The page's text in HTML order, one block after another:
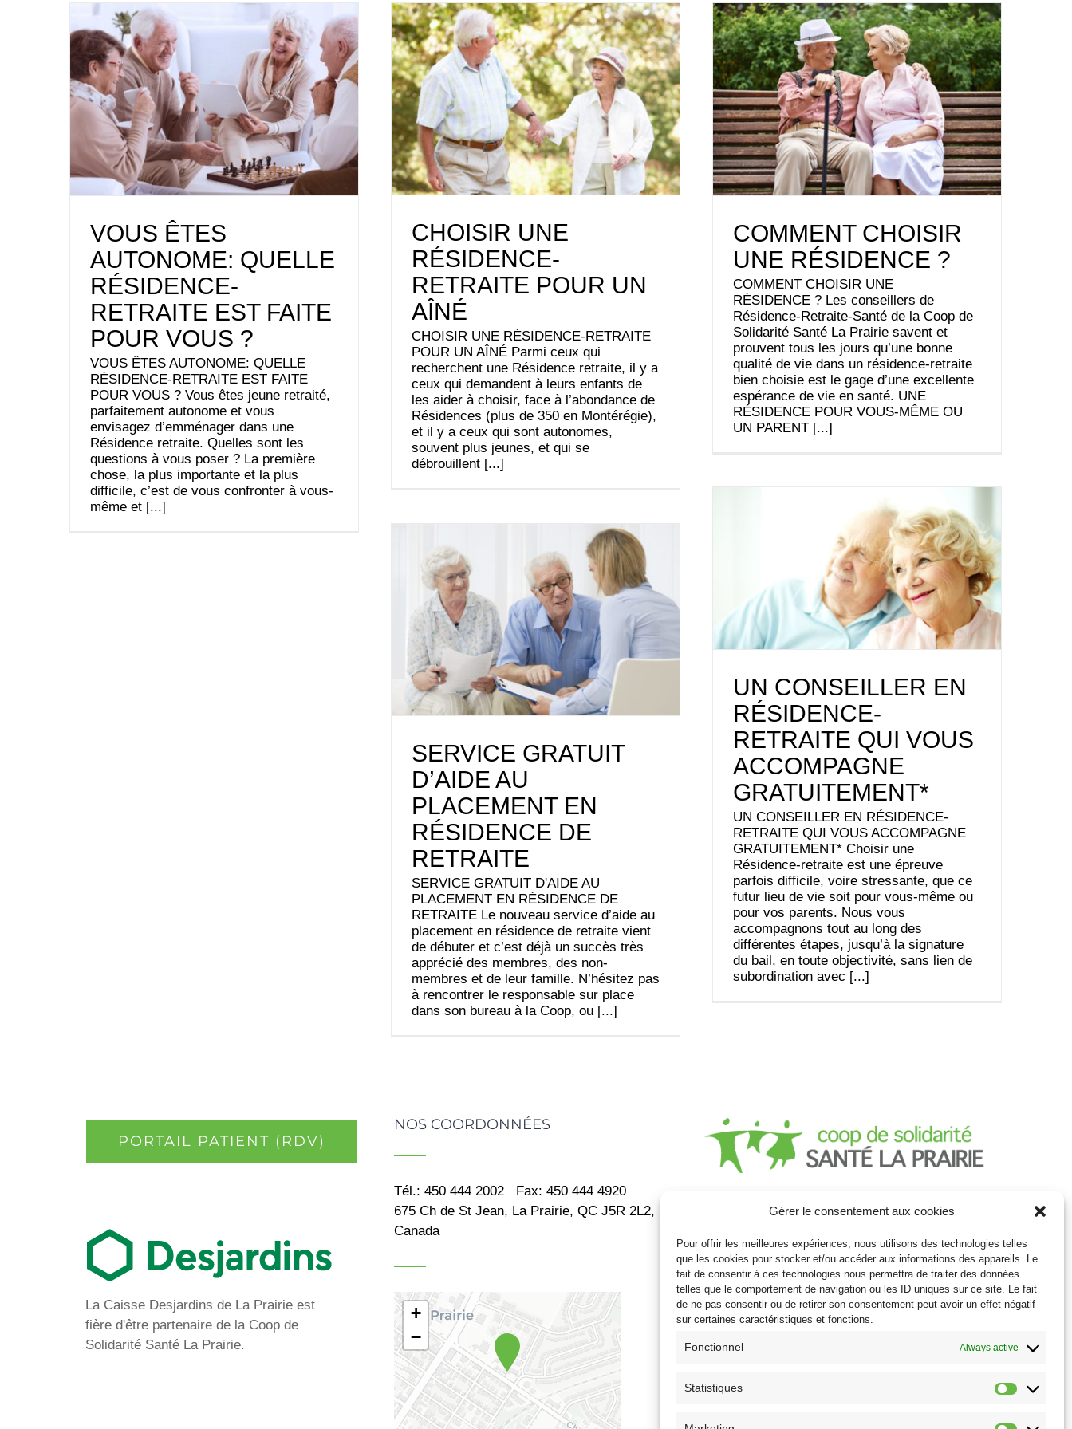
Gérer le consentement aux cookies
Pour offrir les meilleures expériences, nous utilisons des technologies telles
que les cookies pour stocker et/ou accéder aux informations des appareils. Le
fait de consentir à ces technologies nous permettra de traiter des données
telles que le comportement de navigation ou les ID uniques sur ce site. Le fait
de ne pas consentir ou de retirer son consentement peut avoir un effet négatif
sur certaines caractéristiques et fonctions.
Fonctionnel Always active
Statistiques
VOUS ÊTES
AUTONOME: QUELLE
RÉSIDENCE-
RETRAITE EST FAITE
POUR VOUS ?
VOUS ÊTES AUTONOME: QUELLE
RÉSIDENCE-RETRAITE EST FAITE
POUR VOUS ? Vous êtes jeune retraité,
parfaitement autonome et vous
envisagez d’emménager dans une
Résidence retraite. Quelles sont les
questions à vous poser ? La première
chose, la plus importante et la plus
difficile, c’est de vous confronter à vous-
même et [...]
CHOISIR UNE
RÉSIDENCE-
RETRAITE POUR UN
AÎNÉ
CHOISIR UNE RÉSIDENCE-RETRAITE
POUR UN AÎNÉ Parmi ceux qui
recherchent une Résidence retraite, il y a
ceux qui demandent à leurs enfants de
les aider à choisir, face à l’abondance de
Résidences (plus de 350 en Montérégie),
et il y a ceux qui sont autonomes,
souvent plus jeunes, et qui se
débrouillent [...]
COMMENT CHOISIR
UNE RÉSIDENCE ?
COMMENT CHOISIR UNE
RÉSIDENCE ? Les conseillers de
Résidence-Retraite-Santé de la Coop de
Solidarité Santé La Prairie savent et
prouvent tous les jours qu’une bonne
qualité de vie dans un résidence-retraite
bien choisie est le gage d’une excellente
espérance de vie en santé. UNE
RÉSIDENCE POUR VOUS-MÊME OU
UN PARENT [...]
UN CONSEILLER EN
RÉSIDENCE-
RETRAITE QUI VOUS
ACCOMPAGNE
GRATUITEMENT*
UN CONSEILLER EN RÉSIDENCE-
RETRAITE QUI VOUS ACCOMPAGNE
GRATUITEMENT* Choisir une
Résidence-retraite est une épreuve
parfois difficile, voire stressante, que ce
futur lieu de vie soit pour vous-même ou
pour vos parents. Nous vous
accompagnons tout au long des
différentes étapes, jusqu’à la signature
du bail, en toute objectivité, sans lien de
subordination avec [...]
SERVICE GRATUIT
D’AIDE AU
PLACEMENT EN
RÉSIDENCE DE
RETRAITE
SERVICE GRATUIT D'AIDE AU
PLACEMENT EN RÉSIDENCE DE
RETRAITE Le nouveau service d’aide au
placement en résidence de retraite vient
de débuter et c’est déjà un succès très
apprécié des membres, des non-
membres et de leur famille. N’hésitez pas
à rencontrer le responsable sur place
dans son bureau à la Coop, ou [...]
PORTAIL PATIENT (RDV)
La Caisse Desjardins de La Prairie est
fière d'être partenaire de la Coop de
Solidarité Santé La Prairie.
NOS COORDONNÉES
Tél.: 450 444 2002
Fax: 450 444 4920
675 Ch de St Jean, La Prairie, QC J5R 2L2,
Canada
+
−
donne pour mission d’offrir des services parfois
difficiles à obtenir dans le système public mais
en évitant les coûts importants du système
privé. Elle vous offre un environnement très
bien structuré et suffisamment de personnel
pour supporter ce milieu performant.